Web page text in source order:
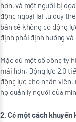
hơn, và một người bị
động ngoại lai tư duy
bản sẽ không có động
định phải định hướng và
Mặc dù một số công ty
mái hơn, Động lực 2.0
động lực cho nhân viên,
họ quản lý người của
2. Có một cách khuyến